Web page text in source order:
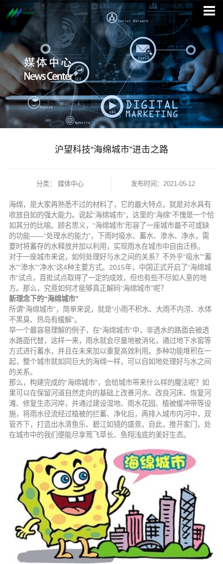
沪望科技“海绵城市”进击之路
分类： 媒体中心 发布时间：2021-05-12
海绵，是大家再熟悉不过的材料了，它的最大特点，就是对水具有
收放自如的强大能力。说起“海绵城市”，这里的“海绵”不愧是一个恰
如其分的比喻。顾名思义，“海绵城市”形容了一座城市最不可或缺
的功能——“处理水的能力”，下雨时吸水、蓄水、渗水、净水，需
要时将蓄存的水释放并加以利用，实现雨水在城市中自由迁移。
对于一座城市来说，如何处理好与水之间的关系？不外乎“吸水”“蓄
水”“渗水”“净水”这4种主要方式。2015年，中国正式开启了“海绵城
市”试点，首批试点取得了一定的成效，但也有些不尽如人意的地
方。那么，究竟如何才能够真正解码“海绵城市”呢？
新理念下的“海绵城市”
所谓“海绵城市”，简单来说，就是“小雨不积水、大雨不内涝、水体
不黑臭、热岛有缓解”。
举一个最容易理解的例子，在“海绵城市”中，非透水的路面会被透
水路面代替，这样一来，雨水就会尽量地被消化，通过地下水窖等
方式进行蓄水，并且在未来加以重复高效利用。多种功能堆积在一
起，整个城市就如同巨大的海绵一样，可以自如地处理好与水之间
的关系。
那么，构建完成的“海绵城市”，会给城市带来什么样的魔法呢？如
果可以在保留河道自然走向的基础上改善河水、改良河床、恢复河
滩、修复生态河岸，并通过建设湿地、雨水花园、植被缓冲带等设
施，将雨水径流经过植被的拦蓄、净化后，再排入城市内河中，双
管齐下，打造出水清鱼乐、碧江如镜的盛景。自此，推开家门，处
在城市中的我们便能尽享莺飞草长、鱼翔浅底的美好生态。